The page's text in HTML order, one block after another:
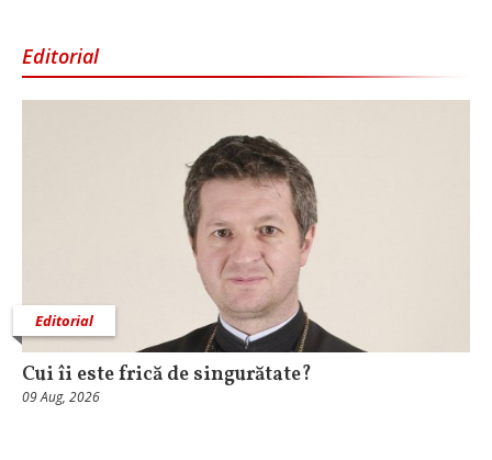
Editorial
Editorial
Cui îi este frică de singurătate?
09 Aug, 2026